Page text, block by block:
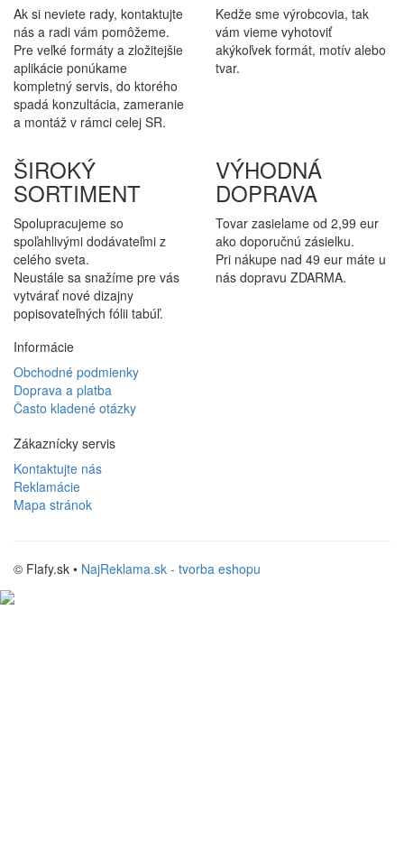
Ak si neviete rady, kontaktujte
nás a radi vám pomôžeme.
Pre veľké formáty a zložitejšie
aplikácie ponúkame
kompletný servis, do ktorého
spadá konzultácia, zameranie
a montáž v rámci celej SR.
Kedže sme výrobcovia, tak
vám vieme vyhotoviť
akýkoľvek formát, motív alebo
tvar.
ŠIROKÝ
SORTIMENT
Spolupracujeme so
spoľahlivými dodávateľmi z
celého sveta.
Neustále sa snažíme pre vás
vytvárať nové dizajny
popisovateľných fólii tabúľ.
VÝHODNÁ
DOPRAVA
Tovar zasielame od 2,99 eur
ako doporučnú zásielku.
Pri nákupe nad 49 eur máte u
nás dopravu ZDARMA.
Informácie
Obchodné podmienky
Doprava a platba
Často kladené otázky
Zákaznícky servis
Kontaktujte nás
Reklamácie
Mapa stránok
© Flafy.sk • NajReklama.sk - tvorba eshopu